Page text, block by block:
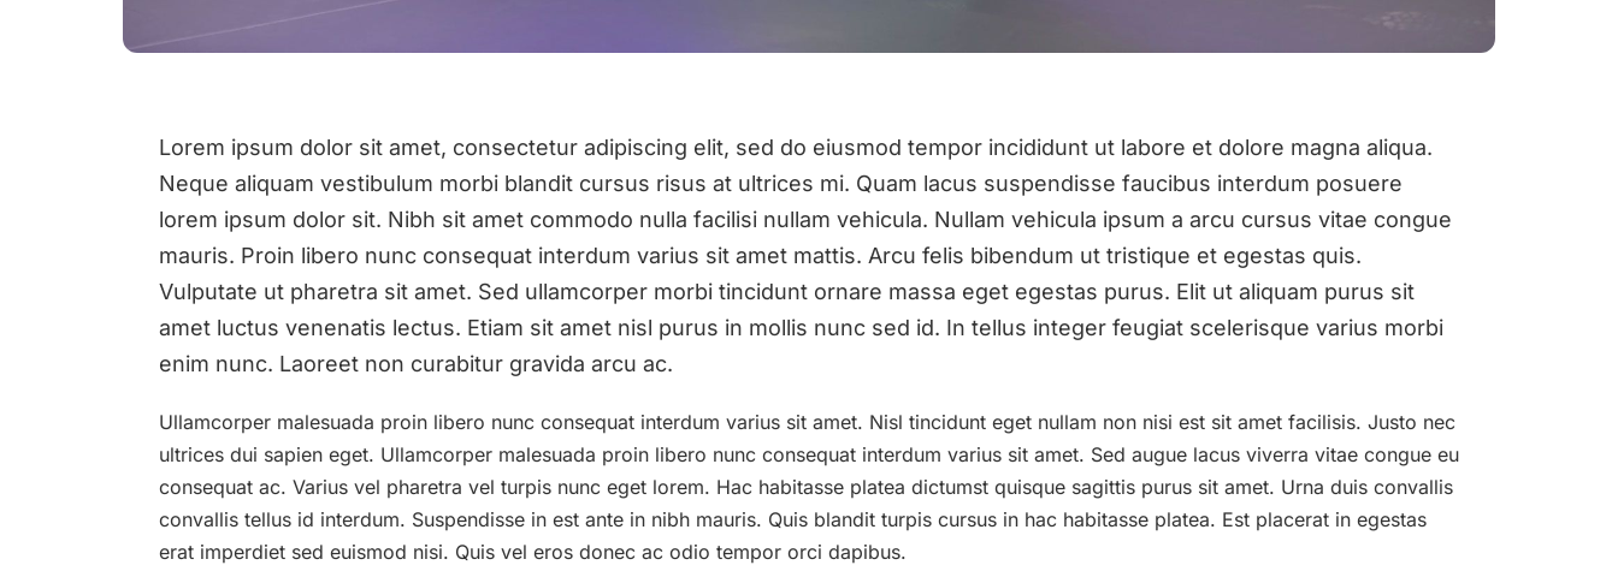
Lorem ipsum dolor sit amet, consectetur adipiscing elit, sed do eiusmod tempor incididunt ut labore et dolore magna aliqua.
Neque aliquam vestibulum morbi blandit cursus risus at ultrices mi. Quam lacus suspendisse faucibus interdum posuere
lorem ipsum dolor sit. Nibh sit amet commodo nulla facilisi nullam vehicula. Nullam vehicula ipsum a arcu cursus vitae congue
mauris. Proin libero nunc consequat interdum varius sit amet mattis. Arcu felis bibendum ut tristique et egestas quis.
Vulputate ut pharetra sit amet. Sed ullamcorper morbi tincidunt ornare massa eget egestas purus. Elit ut aliquam purus sit
amet luctus venenatis lectus. Etiam sit amet nisl purus in mollis nunc sed id. In tellus integer feugiat scelerisque varius morbi
enim nunc. Laoreet non curabitur gravida arcu ac.
Ullamcorper malesuada proin libero nunc consequat interdum varius sit amet. Nisl tincidunt eget nullam non nisi est sit amet facilisis. Justo nec
ultrices dui sapien eget. Ullamcorper malesuada proin libero nunc consequat interdum varius sit amet. Sed augue lacus viverra vitae congue eu
consequat ac. Varius vel pharetra vel turpis nunc eget lorem. Hac habitasse platea dictumst quisque sagittis purus sit amet. Urna duis convallis
convallis tellus id interdum. Suspendisse in est ante in nibh mauris. Quis blandit turpis cursus in hac habitasse platea. Est placerat in egestas
erat imperdiet sed euismod nisi. Quis vel eros donec ac odio tempor orci dapibus.